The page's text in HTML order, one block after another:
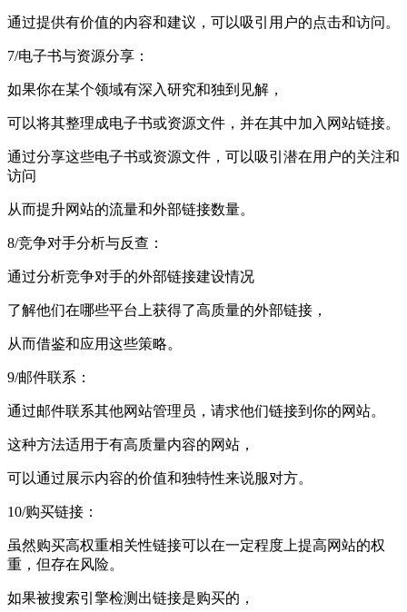
通过提供有价值的内容和建议，可以吸引用户的点击和访问。
7/电子书与资源分享：
如果你在某个领域有深入研究和独到见解，
可以将其整理成电子书或资源文件，并在其中加入网站链接。
通过分享这些电子书或资源文件，可以吸引潜在用户的关注和
访问
从而提升网站的流量和外部链接数量。
8/竞争对手分析与反查：
通过分析竞争对手的外部链接建设情况
了解他们在哪些平台上获得了高质量的外部链接，
从而借鉴和应用这些策略。
9/邮件联系：
通过邮件联系其他网站管理员，请求他们链接到你的网站。
这种方法适用于有高质量内容的网站，
可以通过展示内容的价值和独特性来说服对方。
10/购买链接：
虽然购买高权重相关性链接可以在一定程度上提高网站的权
重，但存在风险。
如果被搜索引擎检测出链接是购买的，